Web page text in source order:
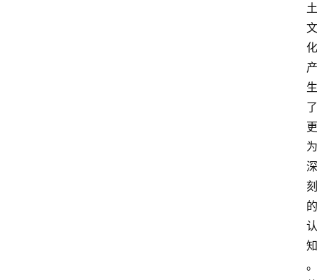
土
文
化
产
生
了
更
为
深
刻
的
认
知
。